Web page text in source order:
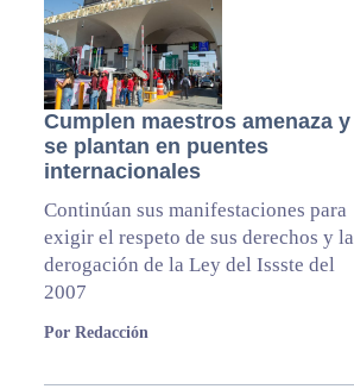
Cumplen maestros amenaza y
se plantan en puentes
internacionales
Continúan sus manifestaciones para
exigir el respeto de sus derechos y la
derogación de la Ley del Issste del
2007
Por Redacción